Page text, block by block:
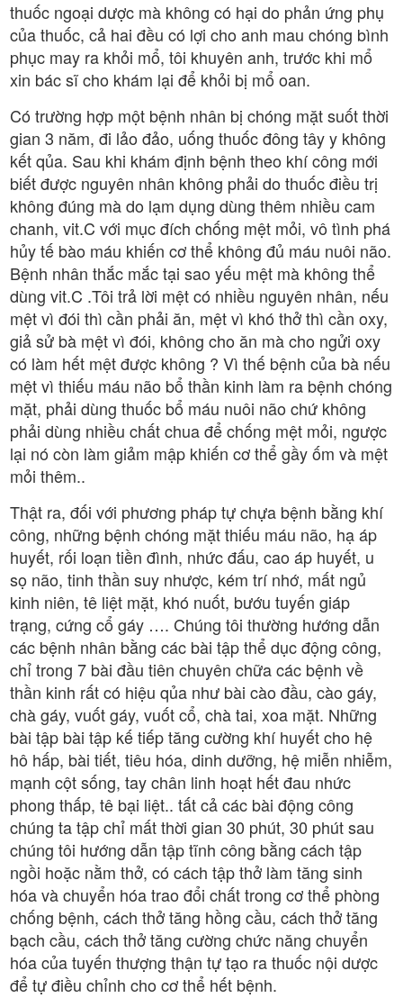
thuốc ngoại dược mà không có hại do phản ứng phụ
của thuốc, cả hai đều có lợi cho anh mau chóng bình
phục may ra khỏi mổ, tôi khuyên anh, trước khi mổ
xin bác sĩ cho khám lại để khỏi bị mổ oan.
Có trường hợp một bệnh nhân bị chóng mặt suốt thời
gian 3 năm, đi lảo đảo, uống thuốc đông tây y không
kết qủa. Sau khi khám định bệnh theo khí công mới
biết được nguyên nhân không phải do thuốc điều trị
không đúng mà do lạm dụng dùng thêm nhiều cam
chanh, vit.C với mục đích chống mệt mỏi, vô tình phá
hủy tế bào máu khiến cơ thể không đủ máu nuôi não.
Bệnh nhân thắc mắc tại sao yếu mệt mà không thể
dùng vit.C .Tôi trả lời mệt có nhiều nguyên nhân, nếu
mệt vì đói thì cần phải ăn, mệt vì khó thở thì cần oxy,
giả sử bà mệt vì đói, không cho ăn mà cho ngửi oxy
có làm hết mệt được không ? Vì thế bệnh của bà nếu
mệt vì thiếu máu não bổ thần kinh làm ra bệnh chóng
mặt, phải dùng thuốc bổ máu nuôi não chứ không
phải dùng nhiều chất chua để chống mệt mỏi, ngược
lại nó còn làm giảm mập khiến cơ thể gầy ốm và mệt
mỏi thêm..
Thật ra, đối với phương pháp tự chựa bệnh bằng khí
công, những bệnh chóng mặt thiếu máu não, hạ áp
huyết, rối loạn tiền đình, nhức đấu, cao áp huyết, u
sọ não, tinh thần suy nhược, kém trí nhớ, mất ngủ
kinh niên, tê liệt mặt, khó nuốt, bướu tuyến giáp
trạng, cứng cổ gáy …. Chúng tôi thường hướng dẫn
các bệnh nhân bằng các bài tập thể dục động công,
chỉ trong 7 bài đầu tiên chuyên chữa các bệnh về
thần kinh rất có hiệu qủa như bài cào đầu, cào gáy,
chà gáy, vuốt gáy, vuốt cổ, chà tai, xoa mặt. Những
bài tập bài tập kế tiếp tăng cường khí huyết cho hệ
hô hấp, bài tiết, tiêu hóa, dinh dưỡng, hệ miễn nhiễm,
mạnh cột sống, tay chân linh hoạt hết đau nhức
phong thấp, tê bại liệt.. tất cả các bài động công
chúng ta tập chỉ mất thời gian 30 phút, 30 phút sau
chúng tôi hướng dẫn tập tĩnh công bằng cách tập
ngồi hoặc nằm thở, có cách tập thở làm tăng sinh
hóa và chuyển hóa trao đổi chất trong cơ thể phòng
chống bệnh, cách thở tăng hồng cầu, cách thở tăng
bạch cầu, cách thở tăng cường chức năng chuyển
hóa của tuyến thượng thận tự tạo ra thuốc nội dược
để tự điều chỉnh cho cơ thể hết bệnh.